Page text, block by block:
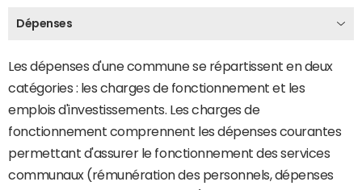
Dépenses
Les dépenses d'une commune se répartissent en deux
catégories : les charges de fonctionnement et les
emplois d'investissements. Les charges de
fonctionnement comprennent les dépenses courantes
permettant d'assurer le fonctionnement des services
communaux (rémunération des personnels, dépenses